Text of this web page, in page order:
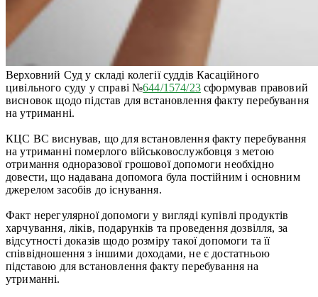
Верховний Суд у складі колегії суддів Касаційного
цивільного суду у справі №644/1574/23сформував правовий
висновок щодо підстав для встановлення факту перебування
на утриманні.
КЦС ВС виснував, що для встановлення факту перебування
на утриманні померлого військовослужбовця з метою
отримання одноразової грошової допомоги необхідно
довести, що надавана допомога була постійним і основним
джерелом засобів до існування.
Факт нерегулярної допомоги у вигляді купівлі продуктів
харчування, ліків, подарунків та проведення дозвілля, за
відсутності доказів щодо розміру такої допомоги та її
співвідношення з іншими доходами, не є достатньою
підставою для встановлення факту перебування на
утриманні.